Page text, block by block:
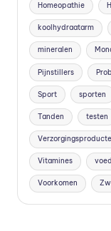
Homeopathie
koolhydraatarm
mineralen
Pijnstillers
Sport sporten
Tanden testen
Vitamines
Voorkomen